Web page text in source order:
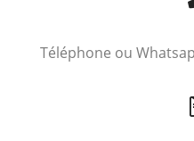
Téléphone ou